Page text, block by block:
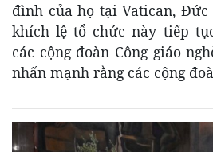
đình của họ tại Vatican, Đức
khích lệ tổ chức này tiếp
các cộng đoàn Công giáo
nhấn mạnh rằng các cộng